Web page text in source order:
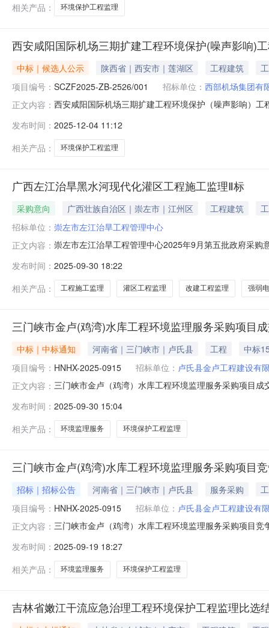
相关产品：
环境保护工程监理
西安咸阳国际机场三期扩建工程环境保护(噪声影响)
中标｜候选人公示 陕西省｜西安市｜莲湖区 工程建筑
项目编号： SCZF2025-ZB-2526/001 招标单位： 西部机场集团有
正文内容： 西安咸阳国际机场三期扩建工程环境保护（噪声影响）
安咸阳国际机场三期扩建工程环境保护（噪声影响）工
发布时间： 2025-12-04 11:12
相关产品：
环境保护工程监理
广西左江治旱黑水河现代化灌区工程施工监理Ⅱ标
采购意向 广西壮族自治区｜崇左市｜江州区 工程建筑
招标单位： 崇左市左江治旱工程管理中心
正文内容： 崇左市左江治旱工程管理中心2025年9月第五批政府采
算金额：0.900000万元(人民币)采购品目：采购需求概
发布时间： 2025-09-30 18:22
相关产品：
工程施工监理 灌区工程监理 改建工程监理 强弱
三门峡市金卢(鸡湾)水库工程环境监理服务采购项目
中标｜中标通知 河南省｜三门峡市｜卢氏县 工程
中标
项目编号： HNHX-2025-0915 招标单位： 卢氏县金卢工程建设有
正文内容： 三门峡市金卢（鸡湾）水库工程环境监理服务采购项目
编号：HNHX-2025-0915四、服务内容：三门峡市金卢
发布时间： 2025-09-30 15:04
相关产品：
环境监理服务 环境保护工程监理
三门峡市金卢(鸡湾)水库工程环境监理服务采购项目
招标｜招标公告 河南省｜三门峡市｜卢氏县 服务采购
项目编号： HNHX-2025-0915 招标单位： 卢氏县金卢工程建设有
正文内容： 三门峡市金卢（鸡湾）水库工程环境监理服务采购项目
程环境监理服务采购项目3、项目编号：HNHX-2025-
发布时间： 2025-09-19 18:27
相关产品：
环境监理服务 环境保护工程监理
吉林省嫩江干流应急治理工程环境保护工程监理比选